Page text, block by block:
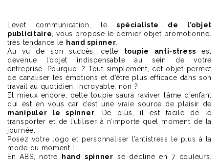
Levet communication, lespécialiste de l’objet
publicitaire , vous propose le dernier objet promotionnel
très tendance le hand spinner
Au vu de son succès, cette toupie anti-stress est
devenue l’objet indispensable au sein de votre
entreprise. Pourquoi ? Tout simplement, cet objet permet
de canaliser les émotions et d’être plus efficace dans son
travail au quotidien. Incroyable, non ?
Et mieux encore, cette toupie saura raviver l’âme d’enfant
qui est en vous car c’est une vraie source de plaisir de
manipuler le spinner . De plus, il est facile de le
transporter et de l’utiliser à n’importe quel moment de la
journée.
Posez votre logo et personnaliser l’antistress le plus à la
mode du moment !
En ABS, notre
hand spinner se décline en 7 couleurs.